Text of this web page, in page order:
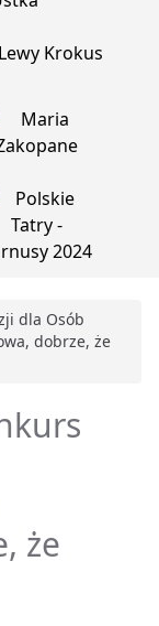
dla Osób
dobrze, że
że